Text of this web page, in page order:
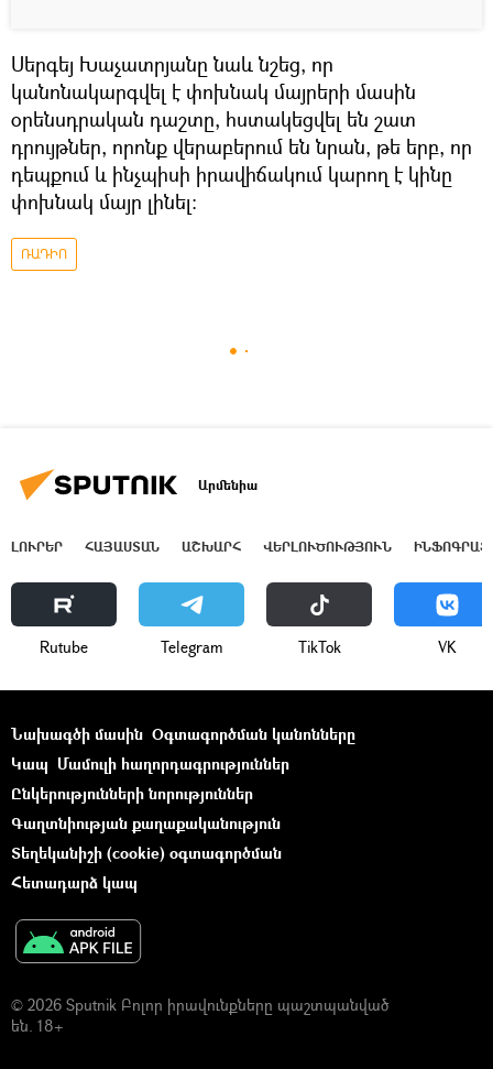
Սերգեյ Խաչատրյանը նաև նշեց, որ
կանոնակարգվել է փոխնակ մայրերի մասին
օրենսդրական դաշտը, հստակեցվել են շատ
դրույթներ, որոնք վերաբերում են նրան, թե երբ, որ
դեպքում և ինչպիսի իրավիճակում կարող է կինը
փոխնակ մայր լինել։
ՌԱԴԻՈ
Արմենիա
ԼՈՒՐԵՐ ՀԱՅԱՍՏԱՆ ԱՇԽԱՐՀ ՎԵՐԼՈՒԾՈՒԹՅՈՒՆ
Rutube Telegram ТikТоk VK
Նախագծի մասին Օգտագործման կանոնները
Կապ Մամուլի հաղորդագրություններ
Ընկերությունների նորություններ
Գաղտնիության քաղաքականություն
Տեղեկանիշի (cookie) օգտագործման
Հետադարձ կապ
© 2026 Sputnik Բոլոր իրավունքները պաշտպանված
են. 18+